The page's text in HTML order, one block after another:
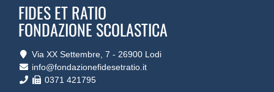
FIDES ET RATIO
FONDAZIONE SCOLASTICA
Via XX Settembre, 7 ‐ 26900 Lodi
info@fondazionefidesetratio.it
0371 421795